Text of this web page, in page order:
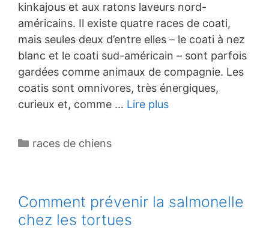
kinkajous et aux ratons laveurs nord-
américains. Il existe quatre races de coati,
mais seules deux d’entre elles – le coati à nez
blanc et le coati sud-américain – sont parfois
gardées comme animaux de compagnie. Les
coatis sont omnivores, très énergiques,
curieux et, comme … Lire plus
Catégories
races de chiens
Comment prévenir la salmonelle
chez les tortues